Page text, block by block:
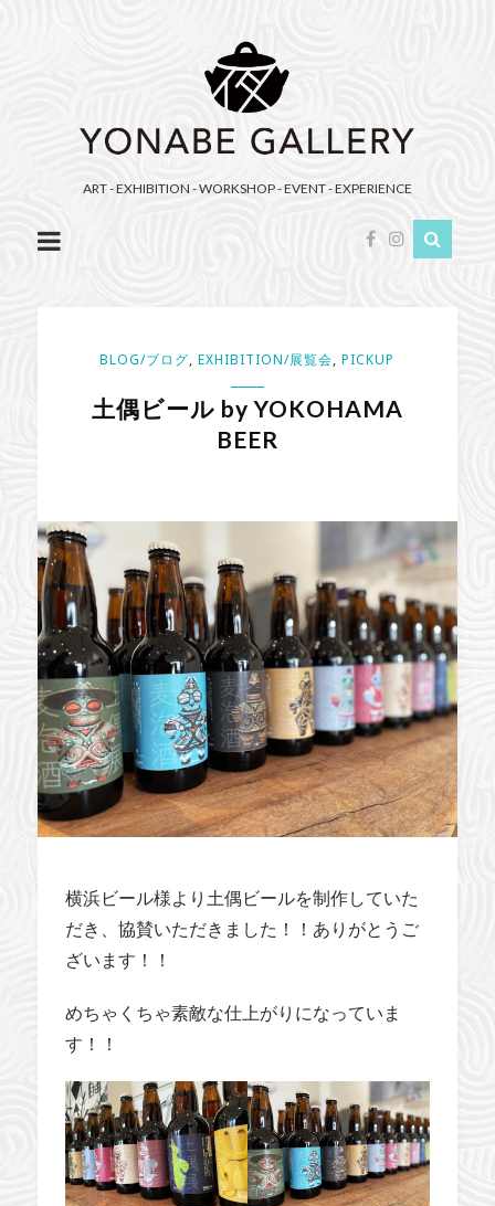
YONABE
GALLERY（ヨ
ナ
べ
ギ
ャ
ART - EXHIBITION - WORKSHOP - EVENT - EXPERIENCE
BLOG/ブログ,EXHIBITION/展覧会,PICKUP
土偶ビール by YOKOHAMA
BEER
横浜ビール様より土偶ビールを制作していた
だき、協賛いただきました！！ありがとうご
ざいます！！
めちゃくちゃ素敵な仕上がりになっていま
す！！